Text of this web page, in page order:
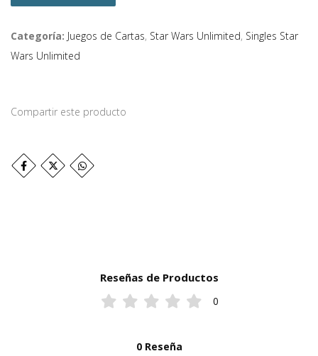
Categoría: Juegos de Cartas, Star Wars Unlimited, Singles Star
Wars Unlimited
Compartir este producto
Reseñas de Productos
0
0 Reseña